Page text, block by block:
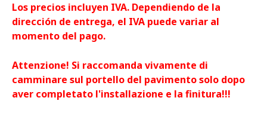
Los precios incluyen IVA. Dependiendo de la
dirección de entrega, el IVA puede variar al
momento del pago.
Attenzione! Si raccomanda vivamente di
camminare sul portello del pavimento solo dopo
aver completato l'installazione e la finitura!!!